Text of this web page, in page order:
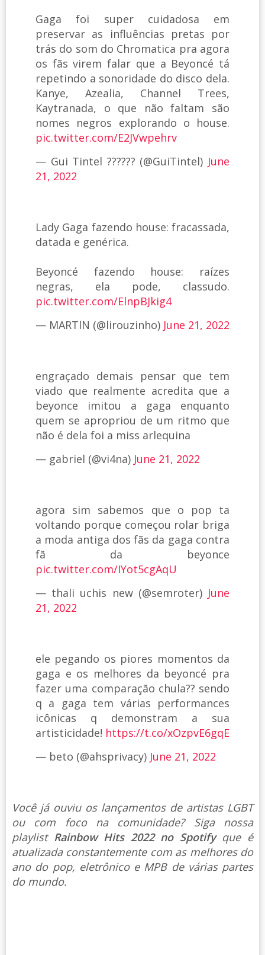
Gaga foi super cuidadosa em
preservar as influências pretas por
trás do som do Chromatica pra agora
os fãs virem falar que a Beyoncé tá
repetindo a sonoridade do disco dela.
Kanye, Azealia, Channel Trees,
Kaytranada, o que não faltam são
nomes negros explorando o house.
pic.twitter.com/E2JVwpehrv
— Gui Tintel ????‍?? (@GuiTintel) June
21, 2022
Lady Gaga fazendo house: fracassada,
datada e genérica.
Beyoncé fazendo house: raízes
negras, ela pode, classudo.
pic.twitter.com/ElnpBJkig4
— MARTlN (@lirouzinho) June 21, 2022
engraçado demais pensar que tem
viado que realmente acredita que a
beyonce imitou a gaga enquanto
quem se apropriou de um ritmo que
não é dela foi a miss arlequina
— gabriel (@vi4na) June 21, 2022
agora sim sabemos que o pop ta
voltando porque começou rolar briga
a moda antiga dos fãs da gaga contra
fã da beyonce
pic.twitter.com/IYot5cgAqU
— thali uchis new (@semroter) June
21, 2022
ele pegando os piores momentos da
gaga e os melhores da beyoncé pra
fazer uma comparação chula?? sendo
q a gaga tem várias performances
icônicas q demonstram a sua
artisticidade! https://t.co/xOzpvE6gqE
— beto (@ahsprivacy) June 21, 2022
Você já ouviu os lançamentos de artistas LGBT
ou com foco na comunidade? Siga nossa
playlist Rainbow Hits 2022 no Spotify que é
atualizada constantemente com as melhores do
ano do pop, eletrônico e MPB de várias partes
do mundo.